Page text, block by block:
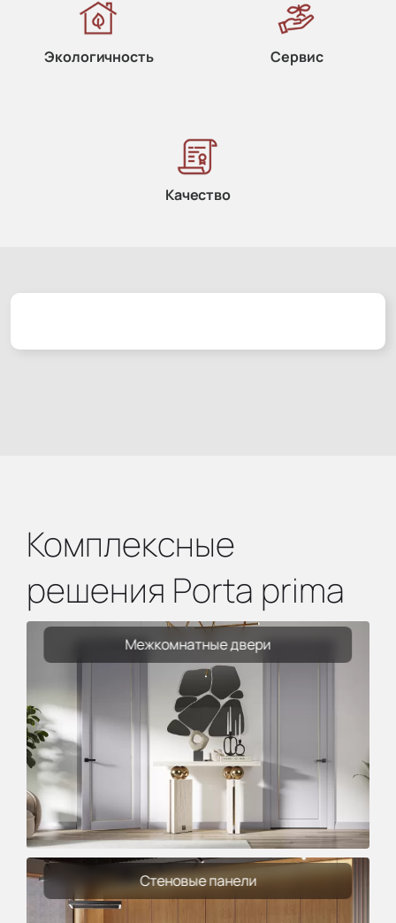
Экологичность Сервис
Качество
Комплексные
решения Porta prima
Межкомнатные двери
Стеновые панели